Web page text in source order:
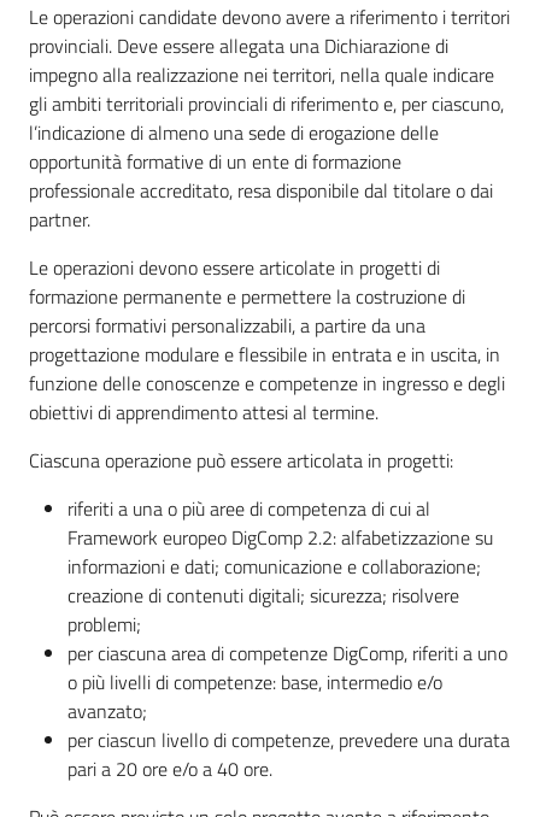
Le operazioni candidate devono avere a riferimento i territori
provinciali. Deve essere allegata una Dichiarazione di
impegno alla realizzazione nei territori, nella quale indicare
gli ambiti territoriali provinciali di riferimento e, per ciascuno,
l’indicazione di almeno una sede di erogazione delle
opportunità formative di un ente di formazione
professionale accreditato, resa disponibile dal titolare o dai
partner.
Le operazioni devono essere articolate in progetti di
formazione permanente e permettere la costruzione di
percorsi formativi personalizzabili, a partire da una
progettazione modulare e flessibile in entrata e in uscita, in
funzione delle conoscenze e competenze in ingresso e degli
obiettivi di apprendimento attesi al termine.
Ciascuna operazione può essere articolata in progetti:
riferiti a una o più aree di competenza di cui al
Framework europeo DigComp 2.2: alfabetizzazione su
informazioni e dati; comunicazione e collaborazione;
creazione di contenuti digitali; sicurezza; risolvere
problemi;
per ciascuna area di competenze DigComp, riferiti a uno
o più livelli di competenze: base, intermedio e/o
avanzato;
per ciascun livello di competenze, prevedere una durata
pari a 20 ore e/o a 40 ore.